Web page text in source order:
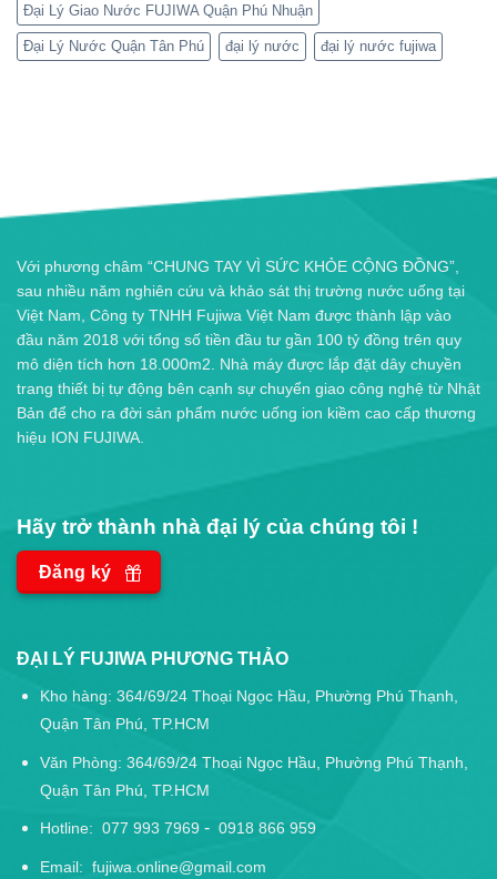
Đại Lý Giao Nước FUJIWA Quận Phú Nhuận
Đại Lý Nước Quận Tân Phú đại lý nước đại lý nước fujiwa
Với phương châm “CHUNG TAY VÌ SỨC KHỎE CỘNG ĐỒNG”,
sau nhiều năm nghiên cứu và khảo sát thị trường nước uống tại
Việt Nam, Công ty TNHH Fujiwa Việt Nam được thành lập vào
đầu năm 2018 với tổng số tiền đầu tư gần 100 tỷ đồng trên quy
mô diện tích hơn 18.000m2. Nhà máy được lắp đặt dây chuyền
trang thiết bị tự động bên cạnh sự chuyển giao công nghệ từ Nhật
Bản để cho ra đời sản phẩm nước uống ion kiềm cao cấp thương
hiệu ION FUJIWA.
Hãy trở thành nhà đại lý của chúng tôi !
Đăng ký
ĐẠI LÝ FUJIWA PHƯƠNG THẢO
Kho hàng: 364/69/24 Thoại Ngọc Hầu, Phường Phú Thạnh,
Quận Tân Phú, TP.HCM
Văn Phòng: 364/69/24 Thoại Ngọc Hầu, Phường Phú Thạnh,
Quận Tân Phú, TP.HCM
Hotline: 077 993 7969- 0918 866 959
Email: fujiwa.online@gmail.com